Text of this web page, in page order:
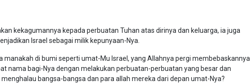
kekagumannya kepada perbuatan Tuhan atas dirinya dan keluarga, ia juga
Israel sebagai milik kepunyaan-Nya.
manakah di bumi seperti umat-Mu Israel, yang Allahnya pergi membebaskannya
nama bagi-Nya dengan melakukan perbuatan-perbuatan yang besar dan
bangsa-bangsa dan para allah mereka dari depan umat-Nya?